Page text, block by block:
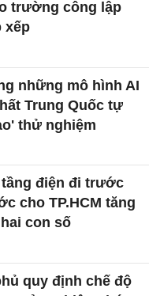
trường công lập
xếp
những mô hình AI
Trung Quốc tự
thử nghiệm
điện đi trước
cho TP.HCM tăng
con số
quy định chế độ